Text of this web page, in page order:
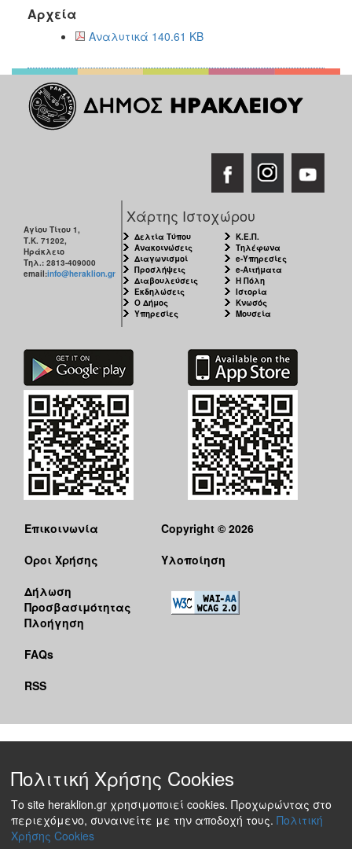
Αρχεία
Αναλυτικά 140.61 KB
Αγίου Τίτου 1,
Τ.Κ. 71202,
Ηράκλειο
Τηλ.: 2813-409000
email:info@heraklion.gr
Χάρτης Ιστοχώρου
Δελτία Τύπου
Ανακοινώσεις
Διαγωνισμοί
Προσλήψεις
Διαβουλεύσεις
Εκδηλώσεις
Ο Δήμος
Υπηρεσίες
Κ.Ε.Π.
Τηλέφωνα
e-Υπηρεσίες
e-Αιτήματα
Η Πόλη
Ιστορία
Κνωσός
Μουσεία
Επικοινωνία
Όροι Χρήσης
Δήλωση
Προσβασιμότητας
Πλοήγηση
FAQs
RSS
Copyright © 2026
Υλοποίηση
Πολιτική Χρήσης Cookies
Το site heraklion.gr χρησιμοποιεί cookies. Προχωρώντας στο
περιεχόμενο, συναινείτε με την αποδοχή τους. Πολιτική
Χρήσης Cookies